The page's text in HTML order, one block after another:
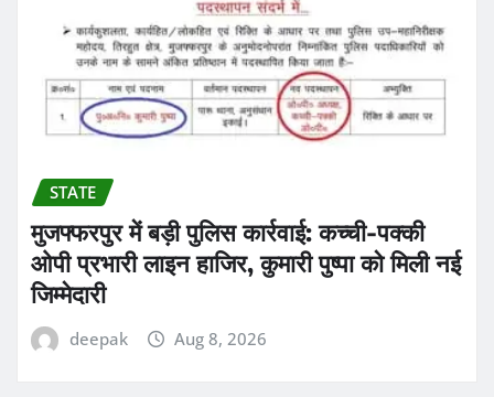
STATE
मुजफ्फरपुर में बड़ी पुलिस कार्रवाई: कच्ची-पक्की
ओपी प्रभारी लाइन हाजिर, कुमारी पुष्पा को मिली नई
जिम्मेदारी
deepak Aug 8, 2026